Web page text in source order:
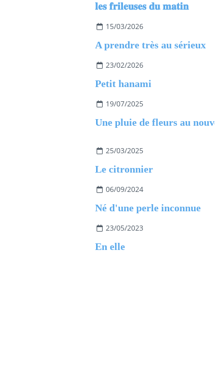
𝐥𝐞𝐬 𝐟𝐫𝐢𝐥𝐞𝐮𝐬𝐞𝐬 𝐝𝐮 𝐦𝐚𝐭𝐢𝐧
15/03/2026
A prendre très au sérieux
23/02/2026
Petit hanami
19/07/2025
25/03/2025
Le citronnier
06/09/2024
Né d'une perle inconnue
23/05/2023
En elle